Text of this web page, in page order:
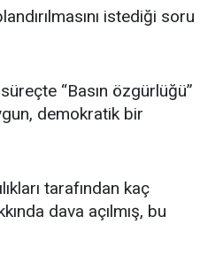
istediği soru
süreçte “Basın özgürlüğü”
demokratik bir
tarafından kaç
dava açılmış, bu